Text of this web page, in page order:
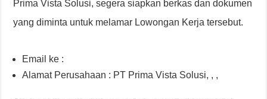
Prima Vista Solusi, segera siapkan berkas dan dokumen
yang diminta untuk melamar Lowongan Kerja tersebut.
Email ke :
Alamat Perusahaan : PT Prima Vista Solusi, , ,